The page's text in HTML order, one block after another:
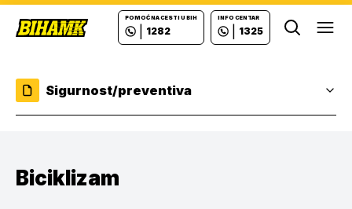
POMOĆ NA CESTI U BIH
1282
INFO CENTAR
1325
Sigurnost/preventiva
Biciklizam